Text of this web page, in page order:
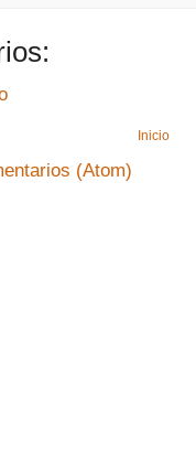
Inicio
(Atom)